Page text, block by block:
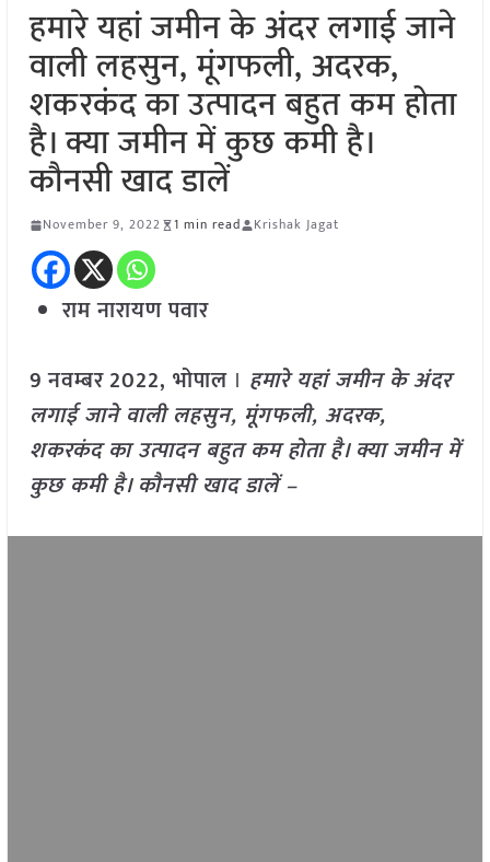
हमारे यहां जमीन के अंदर लगाई जाने
वाली लहसुन, मूंगफली, अदरक,
शकरकंद का उत्पादन बहुत कम होता
है। क्या जमीन में कुछ कमी है।
कौनसी खाद डालें
November 9, 2022 1 min read Krishak Jagat
राम नारायण पवार
9नवम्बर2022, भोपाल। हमारे यहां जमीन केअंदर
लगाई जाने वाली लहसुन, मूंगफली, अदरक,
शकरकंद का उत्पादन बहुत कम होता है। क्या जमीन में
कुछ कमी है। कौनसी खाद डालें –